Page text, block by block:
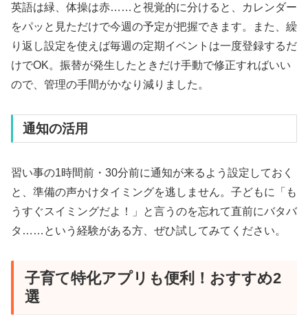
英語は緑、体操は赤……と視覚的に分けると、カレンダー
をパッと見ただけで今週の予定が把握できます。また、繰
り返し設定を使えば毎週の定期イベントは一度登録するだ
けでOK。振替が発生したときだけ手動で修正すればいい
ので、管理の手間がかなり減りました。
通知の活用
習い事の1時間前・30分前に通知が来るよう設定しておく
と、準備の声かけタイミングを逃しません。子どもに「も
うすぐスイミングだよ！」と言うのを忘れて直前にバタバ
タ……という経験がある方、ぜひ試してみてください。
子育て特化アプリも便利！おすすめ2
選